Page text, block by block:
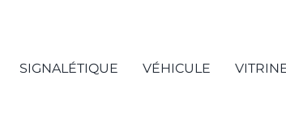
SIGNALÉTIQUE VÉHICULE